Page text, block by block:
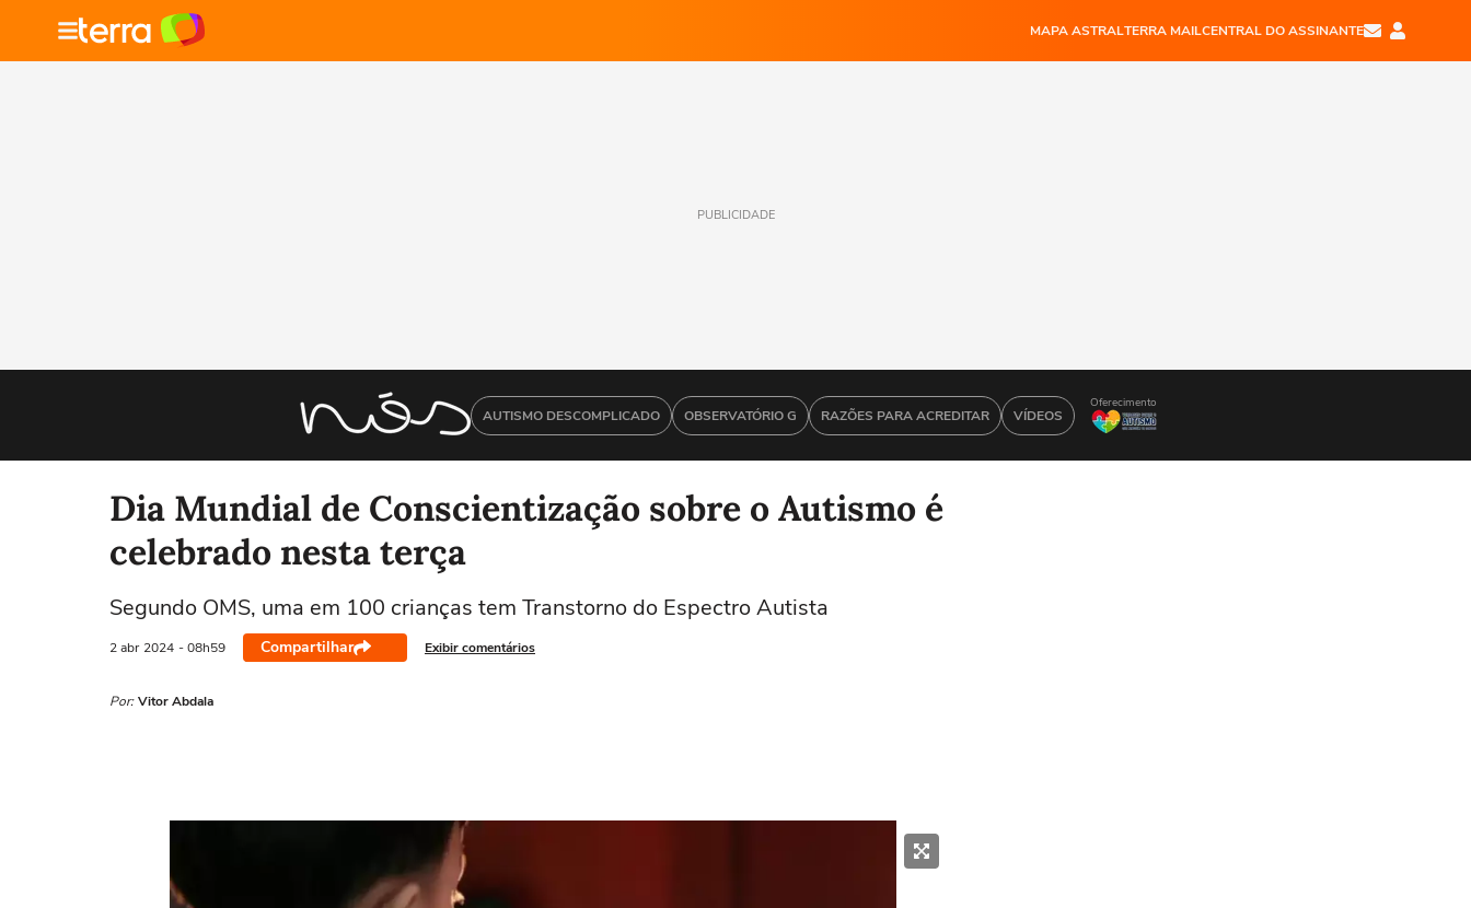
MAPA ASTRALTERRA MAILCENTRAL DO ASSINANTE
PUBLICIDADE
AUTISMO DESCOMPLICADO OBSERVATÓRIO G RAZÕES PARA ACREDITAR VÍDEOS
Oferecimento
Dia Mundial de Conscientização sobre o Autismo é
celebrado nesta terça
Segundo OMS, uma em 100 crianças tem Transtorno do Espectro Autista
2 abr 2024 - 08h59 Compartilhar Exibir comentários
Por: Vitor Abdala